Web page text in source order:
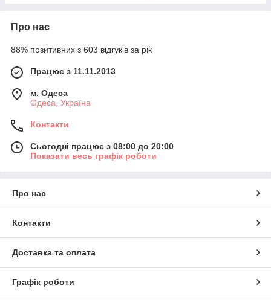
Про нас
88% позитивних з 603 відгуків за рік
Працює з 11.11.2013
м. Одеса
Одеса, Україна
Контакти
Сьогодні працює з 08:00 до 20:00
Показати весь графік роботи
Про нас
Контакти
Доставка та оплата
Графік роботи